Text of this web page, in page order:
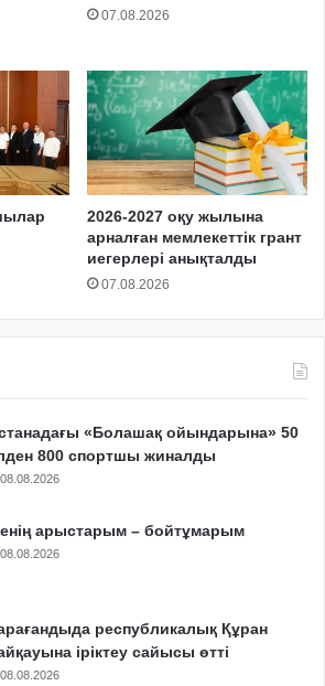
07.08.2026
2026-2027 оқу жылына
арналған мемлекеттік грант
иегерлері анықталды
07.08.2026
«Болашақ ойындарына» 50
800 спортшы жиналды
08.08.2026
арыстарым – бойтұмарым
08.08.2026
республикалық Құран
іріктеу сайысы өтті
08.08.2026